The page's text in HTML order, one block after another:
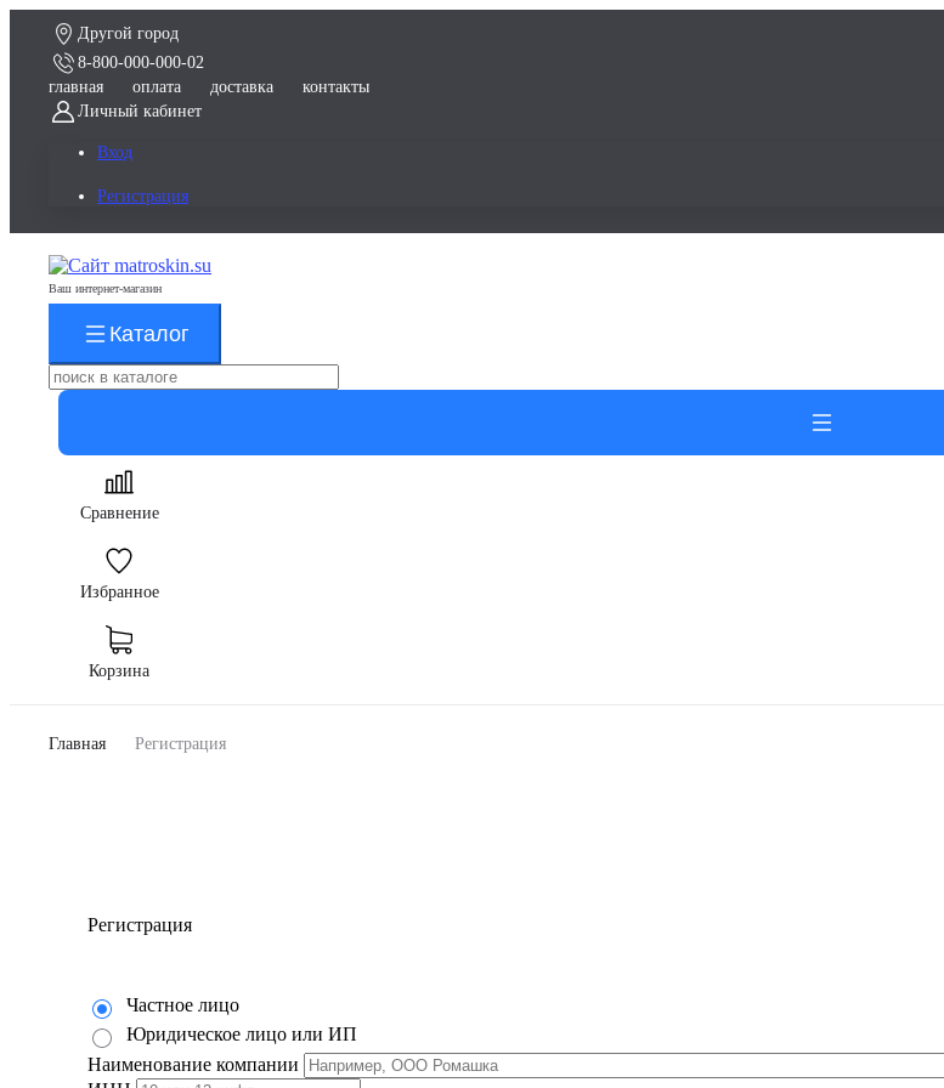
Другой город
8-800-000-000-02
главная
оплата доставка
контакты
Личный кабинет
Вход
Регистрация
Ваш интернет-магазин
Каталог
Сравнение
Избранное
Корзина
Главная Регистрация
Регистрация
Частное лицо
Юридическое лицо или ИП
Наименование компании